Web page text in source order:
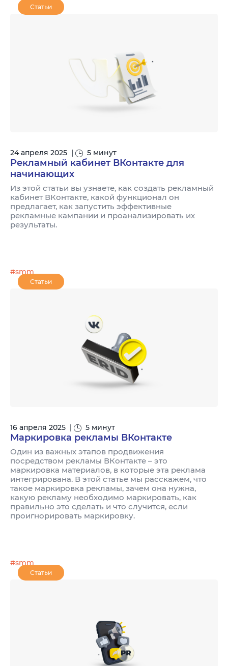
Статьи
24 апреля 2025 | 5 минут
Рекламный кабинет ВКонтакте для
начинающих
Из этой статьи вы узнаете, как создать рекламный
кабинет ВКонтакте, какой функционал он
предлагает, как запустить эффективные
рекламные кампании и проанализировать их
результаты.
#smm
Статьи
16 апреля 2025 | 5 минут
Маркировка рекламы ВКонтакте
Один из важных этапов продвижения
посредством рекламы ВКонтакте – это
маркировка материалов, в которые эта реклама
интегрирована. В этой статье мы расскажем, что
такое маркировка рекламы, зачем она нужна,
какую рекламу необходимо маркировать, как
правильно это сделать и что случится, если
проигнорировать маркировку.
#smm
Статьи